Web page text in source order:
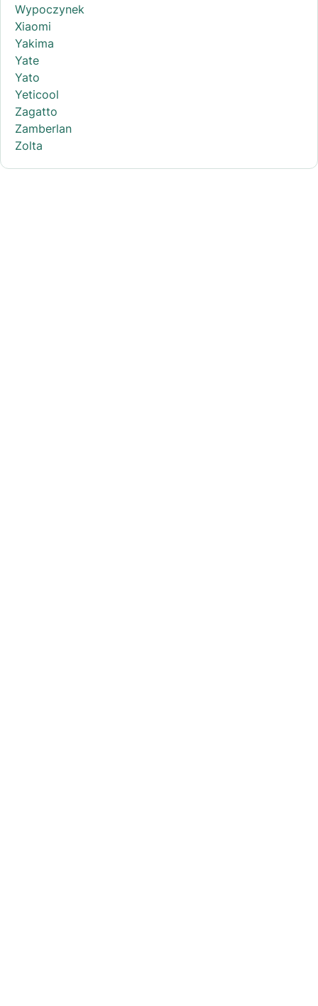
Wypoczynek
Xiaomi
Yakima
Yate
Yato
Yeticool
Zagatto
Zamberlan
Zolta